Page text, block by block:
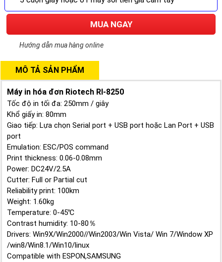
MUA NGAY
Hướng dẫn mua hàng online
MÔ TẢ SẢN PHẨM
Máy in hóa đơn Riotech RI-8250
Tốc độ in tối đa: 250mm / giây
Khổ giấy in: 80mm
Giao tiếp: Lựa chọn Serial port + USB port hoặc Lan Port + USB
port
Emulation: ESC/POS command
Print thickness: 0.06-0.08mm
Power: DC24V/2.5A
Cutter: Full or Partial cut
Reliability print: 100km
Weight: 1.60kg
Temperature: 0-45℃
Contrast humidity: 10-80％
Drivers: Win9X/Win2000//Win2003/Win Vista/ Win 7/Window XP
/win8/Win8.1/Win10/linux
Compatible with ESPON,SAMSUNG